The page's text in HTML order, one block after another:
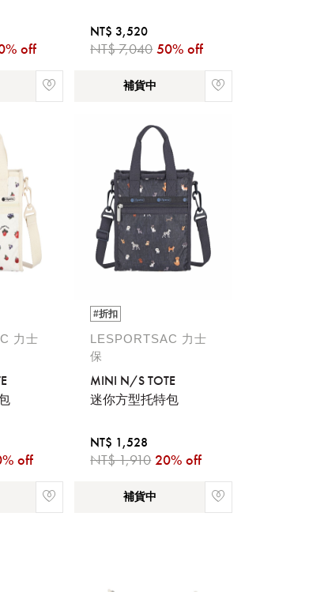
off
NT$ 3,520
NT$ 7,040 50% off
補貨中
力士
off
#折扣
LESPORTSAC 力士
保
MINI N/S TOTE
迷你方型托特包
NT$ 1,528
NT$ 1,910 20% off
補貨中